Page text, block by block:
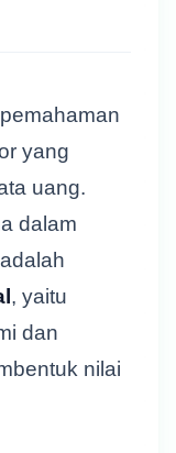
yang
uang.
dalam
, yaitu
dan
nilai